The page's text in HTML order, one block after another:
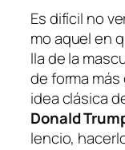
Es di­fí­cil no
mo aquel en
lla de la
de for­ma
idea clá­si­ca
Donald
len­cio,